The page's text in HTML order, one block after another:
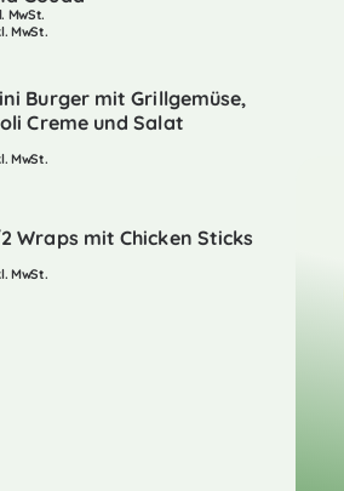
MwSt.
Burger mit Grillgemüse,
Creme und Salat
MwSt.
Wraps mit Chicken Sticks
MwSt.
MwSt.